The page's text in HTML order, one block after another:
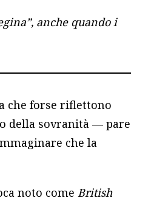
anche quando i
che forse riflettono
della sovranità — pare
che la
noto comeBritish